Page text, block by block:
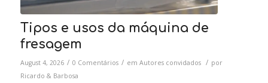
Tipos e usos da máquina de
fresagem
August 4, 2026 / 0 Comentários / em Autores convidados / por
Ricardo & Barbosa